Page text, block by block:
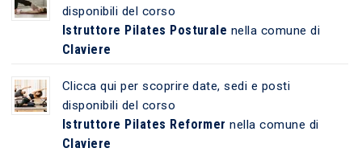
disponibili del corso
Istruttore Pilates Posturale nella comune di
Claviere
Clicca qui per scoprire date, sedi e posti
disponibili del corso
Istruttore Pilates Reformer nella comune di
Claviere